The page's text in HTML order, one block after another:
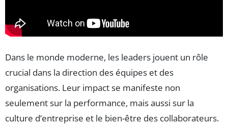
Dans le monde moderne, les leaders jouent un rôle
crucial dans la direction des équipes et des
organisations. Leur impact se manifeste non
seulement sur la performance, mais aussi sur la
culture d’entreprise et le bien-être des collaborateurs.